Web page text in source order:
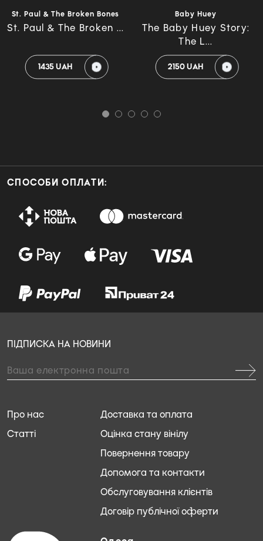
St. Paul & The Broken Bones
St. Paul & The Broken ...
1435 UAH
Baby Huey
The Baby Huey Story:
The L...
2150 UAH
СПОСОБИ ОПЛАТИ:
Доставка та оплата
Оцінка стану вінілу
Повернення товару
Допомога та контакти
Обслуговування клієнтів
Договір публічної оферти
Про нас
Статті
ПІДПИСКА НА НОВИНИ